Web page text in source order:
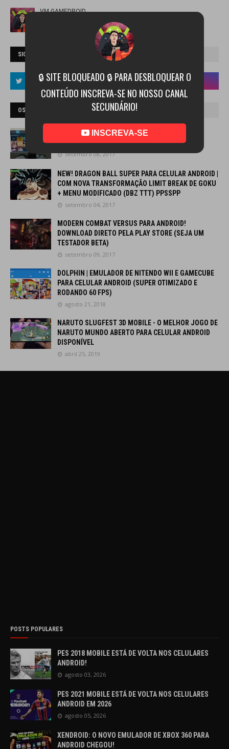
SIGA NAS REDES
OS MELHORES GAMES/APP
COMO BAIXAR/INSTALAR E JOGAR NO PPSSPP
ANDROID PASSO A PASSO
setembro 08, 2017
NEW! DRAGON BALL SUPER PARA CELULAR ANDROID |
COM NOVA TRANSFORMAÇÃO LIMIT BREAK DE GOKU
+ MENU MODIFICADO (DBZ TTT) PPSSPP
setembro 04, 2017
MODERN COMBAT VERSUS PARA ANDROID!
DOWNLOAD DIRETO PELA PLAY STORE (SEJA UM
TESTADOR BETA)
setembro 09, 2017
DOLPHIN | EMULADOR DE NITENDO WII E GAMECUBE
PARA CELULAR ANDROID (SUPER OTIMIZADO E
RODANDO 60 FPS)
agosto 21, 2018
NARUTO SLUGFEST 3D MOBILE - O MELHOR JOGO DE
NARUTO MUNDO ABERTO PARA CELULAR ANDROID
DISPONÍVEL
abril 25, 2019
POSTS POPULARES
PES 2018 MOBILE ESTÁ DE VOLTA NOS CELULARES
ANDROID!
agosto 03, 2026
PES 2021 MOBILE ESTÁ DE VOLTA NOS CELULARES
ANDROID EM 2026
agosto 05, 2026
XENDROID: O NOVO EMULADOR DE XBOX 360 PARA
ANDROID CHEGOU!
🔒 SITE BLOQUEADO 🔒 PARA DESBLOQUEAR O
CONTEÚDO INSCREVA-SE NO NOSSO CANAL
SECUNDÁRIO!
INSCREVA-SE